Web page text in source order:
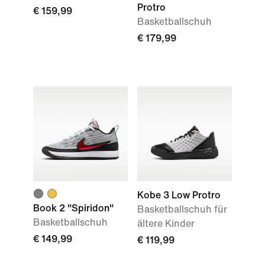
€ 159,99
Protro
Basketballschuh
€ 179,99
Book 2 "Spiridon"
Basketballschuh
€ 149,99
Kobe 3 Low Protro
Basketballschuh für
ältere Kinder
€ 119,99